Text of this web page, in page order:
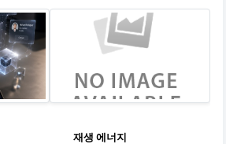
재생 에너지